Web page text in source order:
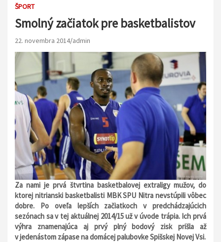
ŠPORT
Smolný začiatok pre basketbalistov
22. novembra 2014 admin
Za nami je prvá štvrtina basketbalovej extraligy mužov, do
ktorej nitrianski basketbalisti MBK SPU Nitra nevstúpili vôbec
dobre. Po oveľa lepších začiatkoch v predchádzajúcich
sezónach sa v tej aktuálnej 2014/15 už v úvode trápia. Ich prvá
výhra znamenajúca aj prvý plný bodový zisk prišla až
v jedenástom zápase na domácej palubovke Spišskej Novej Vsi.